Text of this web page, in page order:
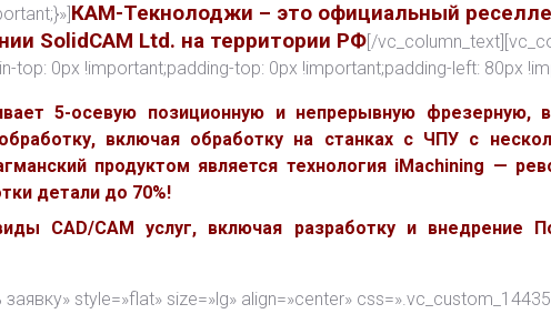
КАМ-Текнолоджи – это официальный
SolidCAM Ltd. на территории РФ[/
top: 0px !important;padding-top: 0px !important;padding-left: 80px
5-осевую позиционную и непрерывную фрезерную,
включая обработку на станках с ЧПУ с
продуктом является технология iMachining —
детали до 70%!
CAD/CAM услуг, включая разработку и внедрение
style=»flat» size=»lg» align=»center»